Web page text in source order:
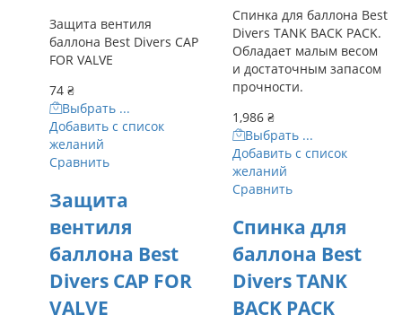
Защита вентиля
баллона Best Divers CAP
FOR VALVE
74 ₴
Выбрать ...
Добавить с список
желаний
Сравнить
Защита
вентиля
баллона Best
Divers CAP FOR
VALVE
Спинка для баллона Best
Divers TANK BACK PACK.
Обладает малым весом
и достаточным запасом
прочности.
1,986 ₴
Выбрать ...
Добавить с список
желаний
Сравнить
Спинка для
баллона Best
Divers TANK
BACK PACK